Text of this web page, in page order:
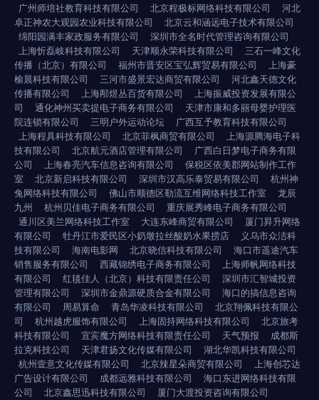
广州师培社教育科技有限公司
北京程极标网络科技有限公司
河北
卓正神农大观园农业科技有限公司
北京云和涵远电子技术有限公司
绵阳园满丰家政服务有限公司
深圳市全名时代管理咨询有限公司
上海忻磊岐科技有限公司
天津顺永荣科技有限公司
三石一峰文化
传播（北京）有限公司
福州市晋安区宝弘辉贸易有限公司
上海豪
榆晨科技有限公司
三河市盛景宏达商贸有限公司
河北鑫天德文化
传播有限公司
上海邴煜丛百货有限公司
上海振威投资发展有限公
司
通化神州买卖提电子商务有限公司
天津市康和多丽母婴护理医
院连锁有限公司
三明户外运动论坛
广西互予教育科技有限公司
上海程具科技有限公司
北京菲枫商贸有限公司
上海源腾海电子科
技有限公司
北京航元酒店管理有限公司
广西白日梦电子商务有限
公司
上海春亮汽车信息咨询有限公司
保税区依美郡网站制作工作
室
北京新启科技有限公司 深圳市汉高乐泰贸易有限公司
杭州神
兔网络科技有限公司
佛山市顺德区勒流互维网络科技工作室
龙辰
九州
杭州贝佳电子商务有限公司
重庆展秀峰电子商务有限公司
通川区美兰网络科技工作室
大连东峰商贸有限公司
厦门昪升网络
有限公司
牡丹江市爱民区小奶墩拉丝酸奶水果捞店
义乌市众洁科
技有限公司
海南电影网 北京晓信科技有限公司
海口市遥途汽车
销售服务有限公司
西藏锦绣电子商务有限公司
上海师帆网络科技
有限公司
红毯佳人（北京）科技有限责任公司
深圳市汇智城投资
管理有限公司
深圳市金鼎源硬质合金有限公司
海口的搞信息咨询
有限公司
周易算命 青岛华凌科技有限公司
北京翔佩科技有限公
司
杭州越虎服饰有限公司 上海固持网络科技有限公司
北京旅考
科技有限公司
宜宾魔方网络科技有限责任公司 天气预报
成都斯
拉克科技公司
天津君扬文化传媒有限公司
湖北华凯科技有限公司
杭州壹意文化传媒有限公司
北京辣星朵商贸有限公司
上海创芯达
广告设计有限公司
成都远雅科技有限公司
海口东进网络科技有限
公司
北京鑫思迅科技有限公司 厦门大渡投资咨询有限公司